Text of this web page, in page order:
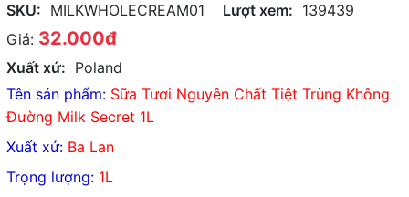
SKU: MILKWHOLECREAM01 Lượt xem: 139439
Giá: 32.000đ
Xuất xứ: Poland
Tên sản phẩm: Sữa Tươi Nguyên Chất Tiệt Trùng Không
Đường Milk Secret 1L
Xuất xứ: Ba Lan
Trọng lượng: 1L